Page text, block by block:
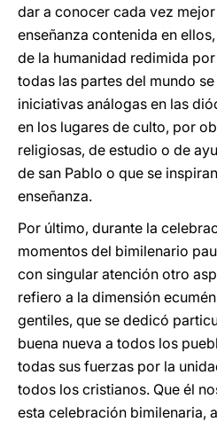
dar a conocer cada vez
enseñanza contenida en
de la humanidad redimida
todas las partes del mundo
iniciativas análogas en las
en los lugares de culto, por
religiosas, de estudio o de
de san Pablo o que se
enseñanza.
Por último, durante la
momentos del bimilenario
con singular atención otro
refiero a la dimensión
gentiles, que se dedicó
buena nueva a todos los
todas sus fuerzas por la
todos los cristianos. Que él
esta celebración bimilenaria,